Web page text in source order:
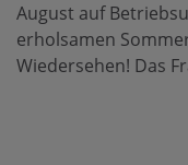
August auf
erholsamen
Wiedersehen! Das